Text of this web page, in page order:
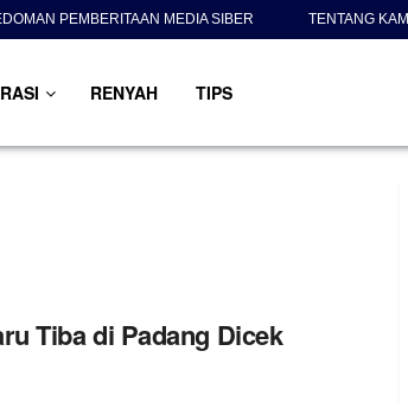
PEMBERITAAN MEDIA SIBER TENTANG KAMI
RENYAH TIPS
Tiba di Padang Dicek